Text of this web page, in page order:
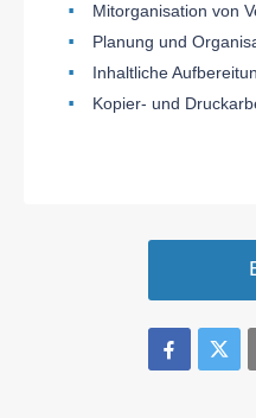
Mitorganisation von
Planung und
Inhaltliche
Kopier- und